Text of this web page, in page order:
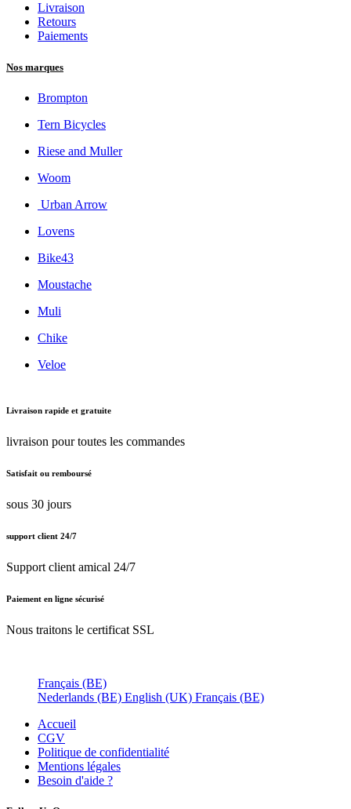
Livraison
Retours
Paiements
Nos marques
Brompton
Tern Bicycles
Riese and Muller
Woom
Urban Arrow
Lovens
Bike43
Moustache
Muli
Chike
Veloe
Livraison rapide et gratuite
livraison pour toutes les commandes
Satisfait ou remboursé
sous 30 jours
support client 24/7
Support client amical 24/7
Paiement en ligne sécurisé
Nous traitons le certificat SSL
Français (BE)
Nederlands (BE) English (UK) Français (BE)
Accueil
CGV
Politique de confidentialité
Mentions légales
Besoin d'aide ?